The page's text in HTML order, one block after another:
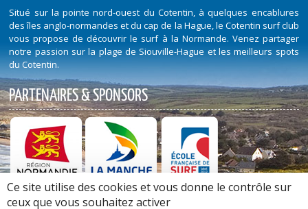
Situé sur la pointe nord-ouest du Cotentin, à quelques encablures
des îles anglo-normandes et du cap de la Hague, le Cotentin surf club
vous propose de découvrir le surf à la Normande. Venez partager
notre passion sur la plage de Siouville-Hague et les meilleurs spots
du Cotentin.
PARTENAIRES & SPONSORS
Découvrez nos Partenaires et Sponsors
Ce site utilise des cookies et vous donne le contrôle sur
ceux que vous souhaitez activer